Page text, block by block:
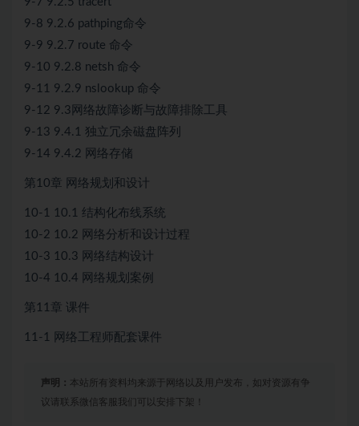
9-8 9.2.6 pathping命令
9-9 9.2.7 route 命令
9-10 9.2.8 netsh 命令
9-11 9.2.9 nslookup 命令
9-12 9.3网络故障诊断与故障排除工具
9-13 9.4.1 独立冗余磁盘阵列
9-14 9.4.2 网络存储
第10章 网络规划和设计
10-1 10.1 结构化布线系统
10-2 10.2 网络分析和设计过程
10-3 10.3 网络结构设计
10-4 10.4 网络规划案例
第11章 课件
11-1 网络工程师配套课件
声明： 本站所有资料均来源于网络以及用户发布，如对资源有争
议请联系微信客服我们可以安排下架！